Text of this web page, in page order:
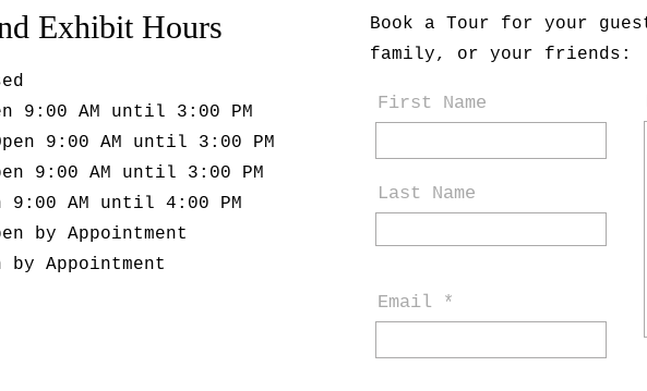
Exhibit Hours
9:00 AM until 3:00 PM
9:00 AM until 3:00 PM
9:00 AM until 3:00 PM
9:00 AM until 4:00 PM
by Appointment
by Appointment
Book a Tour for your
family, or your friends:
First Name
Last Name
Email